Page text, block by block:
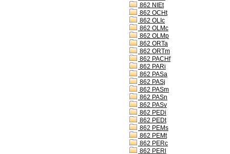
862 NIEt
862 OCHt
862 OLIc
862 OLMc
862 OLMp
862 ORTa
862 ORTm
862 PACHf
862 PARi
862 PASa
862 PASj
862 PASm
862 PASn
862 PASv
862 PEDi
862 PEDt
862 PEMs
862 PEMt
862 PERc
862 PERl